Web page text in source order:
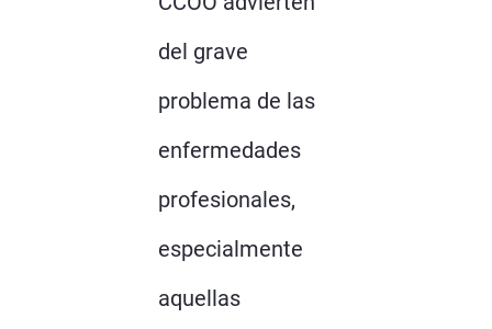
del grave
problema de las
enfermedades
profesionales,
especialmente
aquellas